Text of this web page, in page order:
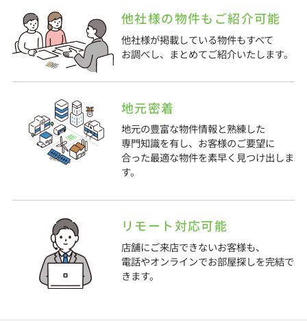
他社様の物件もご紹介可能
他社様が掲載している物件もすべて
お調べし、まとめてご紹介いたします。
地元密着
地元の豊富な物件情報と熟練した
専門知識を有し、お客様のご要望に
合った最適な物件を素早く見つけ出しま
す。
リモート対応可能
店舗にご来店できないお客様も、
電話やオンラインでお部屋探しを完結で
きます。